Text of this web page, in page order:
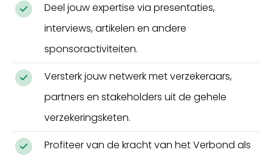
Deel jouw expertise via presentaties,
interviews, artikelen en andere
sponsoractiviteiten.
Versterk jouw netwerk met verzekeraars,
partners en stakeholders uit de gehele
verzekeringsketen.
Profiteer van de kracht van het Verbond als